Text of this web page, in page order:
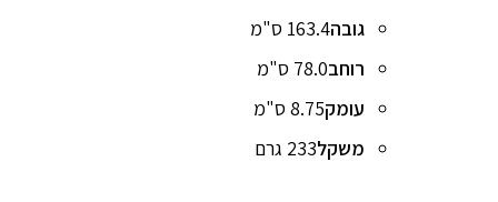
גובה163.4 ס"מ
רוחב78.0 ס"מ
עומק8.75 ס"מ
משקל233 גרם